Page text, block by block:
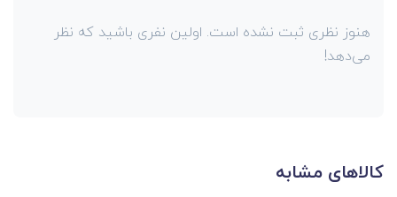
هنوز نظری ثبت نشده است. اولین نفری باشید که نظر
می‌دهد!
کالاهای مشابه